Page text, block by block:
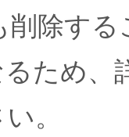
削除す
ため
。